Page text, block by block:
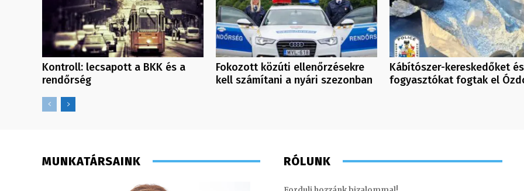
Kontroll: lecsapott a BKK és a
rendőrség
Fokozott közúti ellenőrzésekre
kell számítani a nyári szezonban
Kábítószer-kereskedőket és
fogyasztókat fogtak el
MUNKATÁRSAINK RÓLUNK